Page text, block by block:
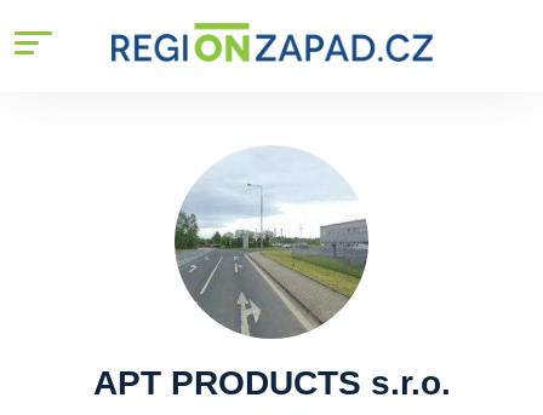
APT PRODUCTS s.r.o.